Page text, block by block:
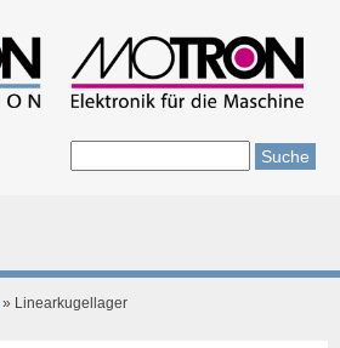
Suchformular
» Linearkugellager